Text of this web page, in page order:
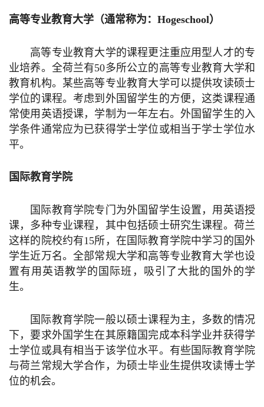
高等专业教育大学（通常称为： Hogeschool）
高等专业教育大学的课程更注重应用型人才的专
业培养。全荷兰有50多所公立的高等专业教育大学和
教育机构。某些高等专业教育大学可以提供攻读硕士
学位的课程。考虑到外国留学生的方便，这类课程通
常使用英语授课，学制为一年左右。外国留学生的入
学条件通常应为已获得学士学位或相当于学士学位水
平。
国际教育学院
国际教育学院专门为外国留学生设置，用英语授
课，多种专业课程，其中包括硕士研究生课程。荷兰
这样的院校约有15所，在国际教育学院中学习的国外
学生近万名。全部常规大学和高等专业教育大学也设
置有用英语教学的国际班，吸引了大批的国外的学
生。
国际教育学院一般以硕士课程为主，多数的情况
下，要求外国学生在其原籍国完成本科学业并获得学
士学位或具有相当于该学位水平。有些国际教育学院
与荷兰常规大学合作，为硕士毕业生提供攻读博士学
位的机会。